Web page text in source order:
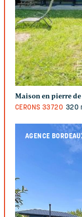
Maison en pierre de
CERONS 33720 320
AGENCE